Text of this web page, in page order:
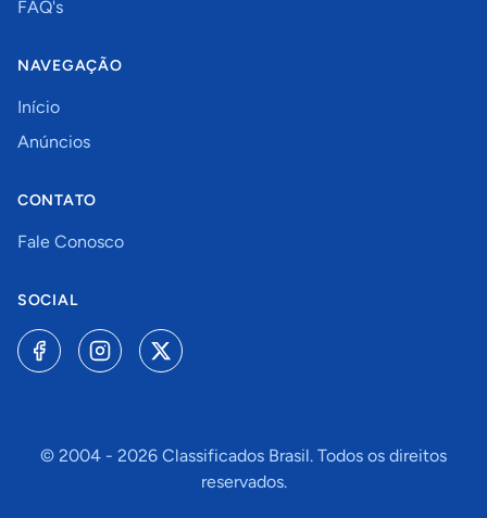
FAQ's
NAVEGAÇÃO
Início
Anúncios
CONTATO
Fale Conosco
SOCIAL
© 2004 - 2026 Classificados Brasil. Todos os direitos
reservados.